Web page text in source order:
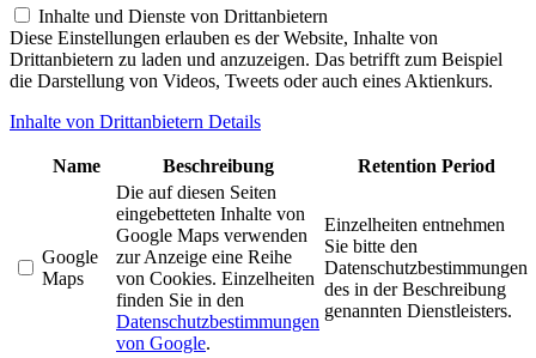
Inhalte und Dienste von Drittanbietern
Diese Einstellungen erlauben es der Website, Inhalte von
Drittanbietern zu laden und anzuzeigen. Das betrifft zum Beispiel
die Darstellung von Videos, Tweets oder auch eines Aktienkurs.
Inhalte von Drittanbietern Details
Name Beschreibung Retention Period
Google
Maps
Die auf diesen Seiten
eingebetteten Inhalte von
Google Maps verwenden
zur Anzeige eine Reihe
von Cookies. Einzelheiten
finden Sie in den
Datenschutzbestimmungen
von Google.
Einzelheiten entnehmen
Sie bitte den
Datenschutzbestimmungen
des in der Beschreibung
genannten Dienstleisters.